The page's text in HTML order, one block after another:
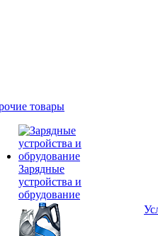
товары
Зарядные
устройства и
обрудование